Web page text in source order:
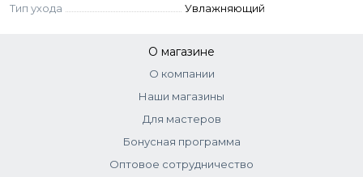
Тип ухода
Увлажняющий
О магазине
О компании
Наши магазины
Для мастеров
Бонусная программа
Оптовое сотрудничество